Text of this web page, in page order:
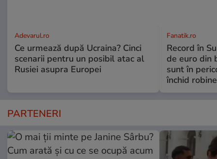
Adevarul.ro
Ce urmează după Ucraina? Cinci
scenarii pentru un posibil atac al
Rusiei asupra Europei
Fanatik.ro
Record în
de euro din
sunt în
închid
PARTENERI